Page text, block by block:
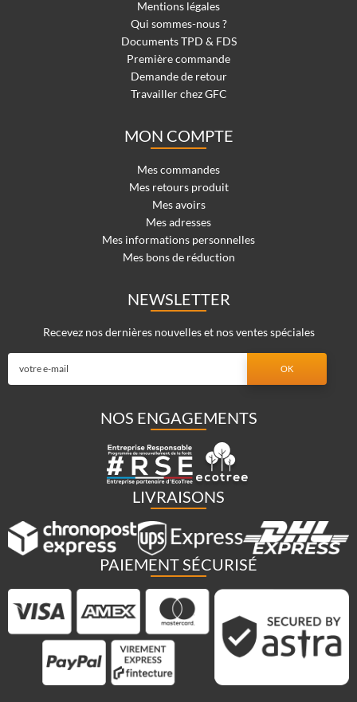
Mentions légales
Qui sommes-nous ?
Documents TPD & FDS
Première commande
Demande de retour
Travailler chez GFC
MON COMPTE
Mes commandes
Mes retours produit
Mes avoirs
Mes adresses
Mes informations personnelles
Mes bons de réduction
NEWSLETTER
Recevez nos dernières nouvelles et nos ventes spéciales
NOS ENGAGEMENTS
LIVRAISONS
PAIEMENT SÉCURISÉ